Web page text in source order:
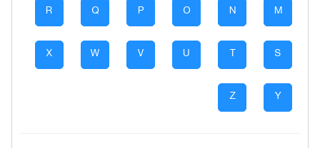
M
N
O
P
Q
R
S
T
U
V
W
X
Y
Z